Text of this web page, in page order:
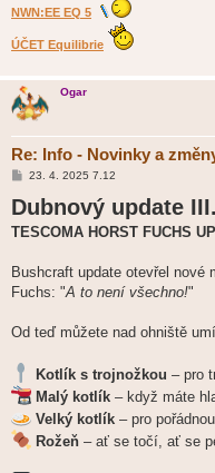
NWN:EE EQ 5
ÚČET Equilibrie
Ogar
Re: Info - Novinky a
P
í
s
p
e
23. 4. 2025 7.12
Dubnový update III.
TESCOMA HORST FUCHS
Bushcraft update otevřel nové
Fuchs: "A to není všechno!"
Od teď můžete nad ohniště
Kotlík s trojnožkou – pro
Malý kotlík – když máte
Velký kotlík – pro
Rožeň – ať se točí, ať se